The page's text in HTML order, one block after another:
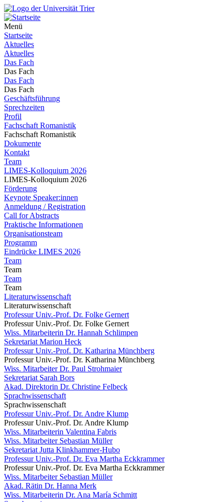
Menü
Startseite
Aktuelles
Aktuelles
Das Fach
Das Fach
Das Fach
Das Fach
Geschäftsführung
Sprechzeiten
Profil
Fachschaft Romanistik
Fachschaft Romanistik
Dokumente
Kontakt
Team
LIMES-Kolloquium 2026
LIMES-Kolloquium 2026
Förderung
Keynote Speaker:innen
Anmeldung / Registration
Call for Abstracts
Praktische Informationen
Organisationsteam
Programm
Eindrücke LIMES 2026
Team
Team
Team
Team
Literaturwissenschaft
Literaturwissenschaft
Professur Univ.-Prof. Dr. Folke Gernert
Professur Univ.-Prof. Dr. Folke Gernert
Wiss. Mitarbeiterin Dr. Hannah Schlimpen
Sekretariat Marion Heck
Professur Univ.-Prof. Dr. Katharina Münchberg
Professur Univ.-Prof. Dr. Katharina Münchberg
Wiss. Mitarbeiter Dr. Paul Strohmaier
Sekretariat Sarah Bors
Akad. Direktorin Dr. Christine Felbeck
Sprachwissenschaft
Sprachwissenschaft
Professur Univ.-Prof. Dr. Andre Klump
Professur Univ.-Prof. Dr. Andre Klump
Wiss. Mitarbeiterin Valentina Fabris
Wiss. Mitarbeiter Sebastian Müller
Sekretariat Jutta Klinkhammer-Hubo
Professur Univ.-Prof. Dr. Eva Martha Eckkrammer
Professur Univ.-Prof. Dr. Eva Martha Eckkrammer
Wiss. Mitarbeiter Sebastian Müller
Akad. Rätin Dr. Hanna Merk
Wiss. Mitarbeiterin Dr. Ana María Schmitt